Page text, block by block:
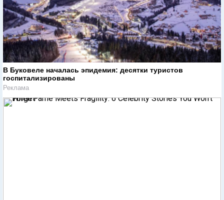
В Буковеле началась эпидемия: десятки туристов
госпитализированы
Реклама